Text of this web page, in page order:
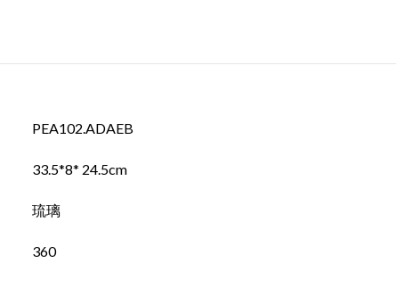
PEA102.ADAEB
33.5*8* 24.5cm
琉璃
360